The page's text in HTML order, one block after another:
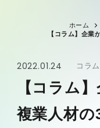
ホーム
【コラム】企業
2022.01.24 コラ
【コラム
複業人材の